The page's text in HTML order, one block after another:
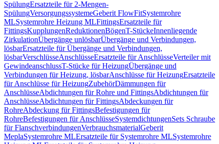
SpülungErsatzteile für 2-Mengen-
SpülungVersorgungssystemeGeberit FlowFitSystemrohre
MLSystemrohre Heizung MLFittingsErsatzteile für
FittingsKupplungenReduktionenBögenT-StückeInnenliegende
ZirkulationÜbergänge unlösbarÜbergänge und Verbindungen,
lösbarErsatzteile für Übergänge und Verbindungen,
lösbarVerschlüsseAnschlüsseErsatzteile für AnschlüsseVerteiler mit
GewindeanschlussT-Stücke für HeizungÜbergänge und
Verbindungen für Heizung, lösbarAnschlüsse für HeizungErsatzteile
für Anschlüsse für HeizungZubehörDämmungen für
AnschlüsseAbdichtungen für Rohre und FittingsAbdichtungen für
AnschlüsseAbdichtungen für FittingsAbdeckungen für
RohreAbdeckung für FittingsBefestigungen für
RohreBefestigungen für AnschlüsseSystemdichtungenSets Schraube
für FlanschverbindungenVerbrauchsmaterialGeberit
MeplaSystemrohre MLErsatzteile für Systemrohre MLSystemrohre